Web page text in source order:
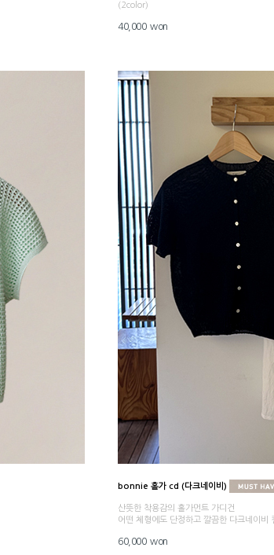
(2color)
40,000 won
bonnie 홀가 cd (다크네이비)
산뜻한 착용감의 홀가먼트 가디건
어떤 체형에도 단정하고 깔끔한 다크네이비
60,000 won